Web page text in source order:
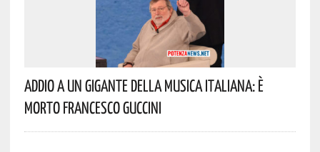
Addio A Un Gigante Della Musica Italiana: È
Morto Francesco Guccini